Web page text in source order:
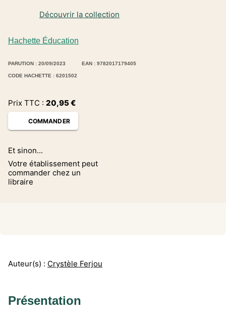
Hachette Éducation
Découvrir la collection
PARUTION : 20/09/2023 EAN : 9782017179405
CODE HACHETTE : 6201502
Prix TTC : 20,95€
COMMANDER
Et sinon...
Votre établissement peut
commander chez un
libraire
Auteur(s) : Crystèle Ferjou
Présentation